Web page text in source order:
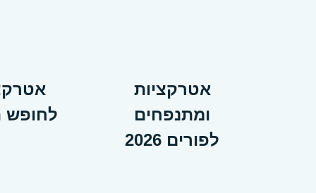
אטרקציות
ומתנפחים
לפורים 2026
לחופש